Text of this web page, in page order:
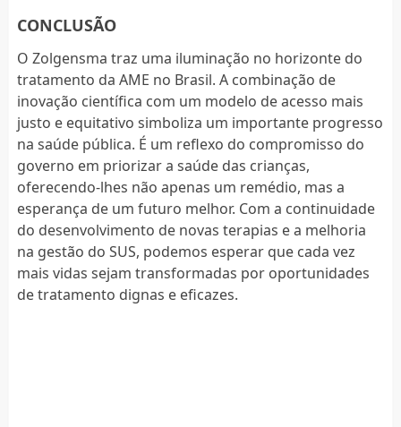
CONCLUSÃO
O Zolgensma traz uma iluminação no horizonte do
tratamento da AME no Brasil. A combinação de
inovação científica com um modelo de acesso mais
justo e equitativo simboliza um importante progresso
na saúde pública. É um reflexo do compromisso do
governo em priorizar a saúde das crianças,
oferecendo-lhes não apenas um remédio, mas a
esperança de um futuro melhor. Com a continuidade
do desenvolvimento de novas terapias e a melhoria
na gestão do SUS, podemos esperar que cada vez
mais vidas sejam transformadas por oportunidades
de tratamento dignas e eficazes.